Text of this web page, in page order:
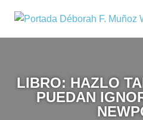
contenido
viajes
LIBRO: HAZLO
PUEDAN